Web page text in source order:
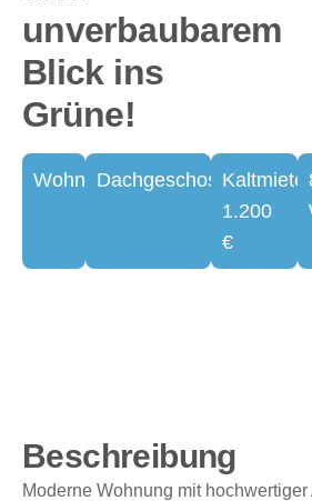
unverbaubarem
Blick ins
Grüne!
WohnungDachgeschosswohnung
Kaltmiete
1.200
€
Beschreibung
Moderne Wohnung mit hochwertiger